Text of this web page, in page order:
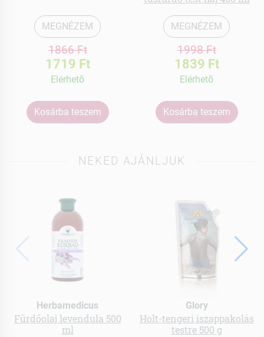
MEGNÉZEM
1866 Ft
1719 Ft
Elérhetõ
Kosárba teszem
MEGNÉZEM
1998 Ft
1839 Ft
Elérhetõ
Kosárba teszem
NEKED AJÁNLJUK
Herbamedicus
Fürdőolaj levendula 500
ml
Glory
Holt-tengeri iszappakolás
testre 500 g